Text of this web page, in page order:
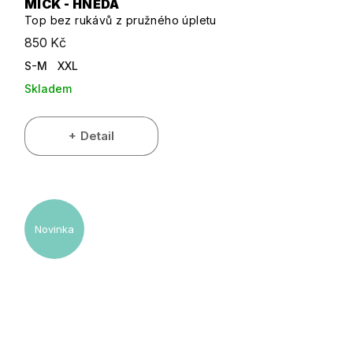
MICK - HNĚDÁ
Top bez rukávů z pružného úpletu
850 Kč
S-M
XXL
Skladem
Detail
Novinka